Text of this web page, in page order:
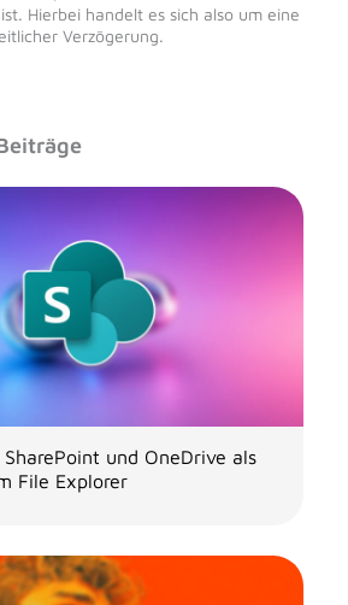
Hierbei handelt es sich also um eine
Verzögerung.
SharePoint und OneDrive als
File Explorer